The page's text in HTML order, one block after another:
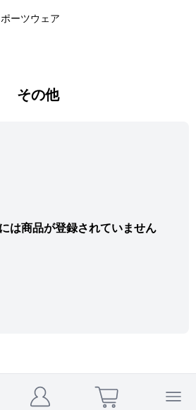
ーツウェア
その他
は商品が登録されていません